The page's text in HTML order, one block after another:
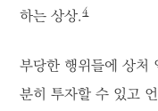
하는 상상.4
부당한 행위들에 상처
분히 투자할 수 있고